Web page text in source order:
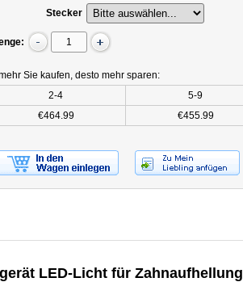
Stecker
Sie kaufen, desto mehr sparen:
2-4
5-9
€464.99
€455.99
LED-Licht für Zahnaufhellung